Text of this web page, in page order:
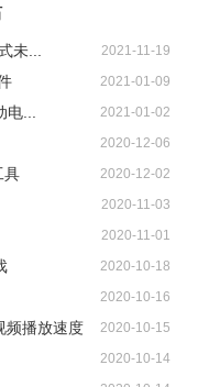
未... 2021-11-19
2021-01-09
... 2021-01-02
2020-12-06
具 2020-12-02
2020-11-03
2020-11-01
2020-10-18
2020-10-16
频播放速度 2020-10-15
2020-10-14